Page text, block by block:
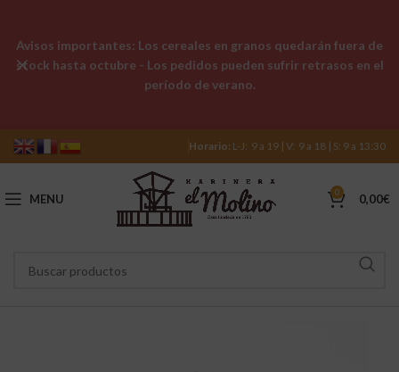
Horario: L-J: 9 a 19 | V: 9 a 18 | S: 9 a 13:30
MENU 0 0,00€
Avisos importantes: Los cereales en granos quedarán fuera de
stock hasta octubre - Los pedidos pueden sufrir retrasos en el
período de verano.